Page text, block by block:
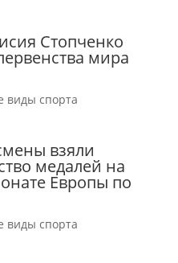
Стопченко
мира
виды спорта
взяли
медалей на
Европы по
виды спорта